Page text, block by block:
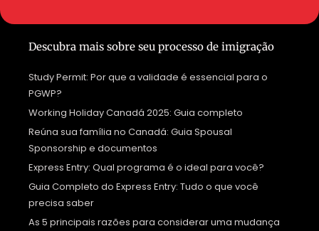
Descubra mais sobre seu processo de imigração
Study Permit: Por que a validade é essencial para o
PGWP?
Working Holiday Canadá 2025: Guia completo
Reúna sua família no Canadá: Guia Spousal
Sponsorship e documentos
Express Entry: Qual programa é o ideal para você?
Guia Completo do Express Entry: Tudo o que você
precisa saber
As 5 principais razões para considerar uma mudança